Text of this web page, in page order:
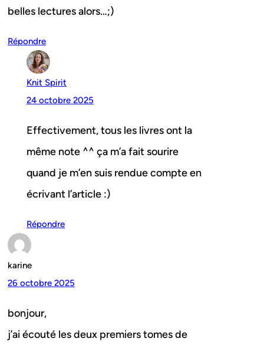
belles lectures alors…;)
Répondre
Knit Spirit
24 octobre 2025
Effectivement, tous les livres ont la
même note ^^ ça m’a fait sourire
quand je m’en suis rendue compte en
écrivant l’article :)
Répondre
karine
26 octobre 2025
bonjour,
j’ai écouté les deux premiers tomes de